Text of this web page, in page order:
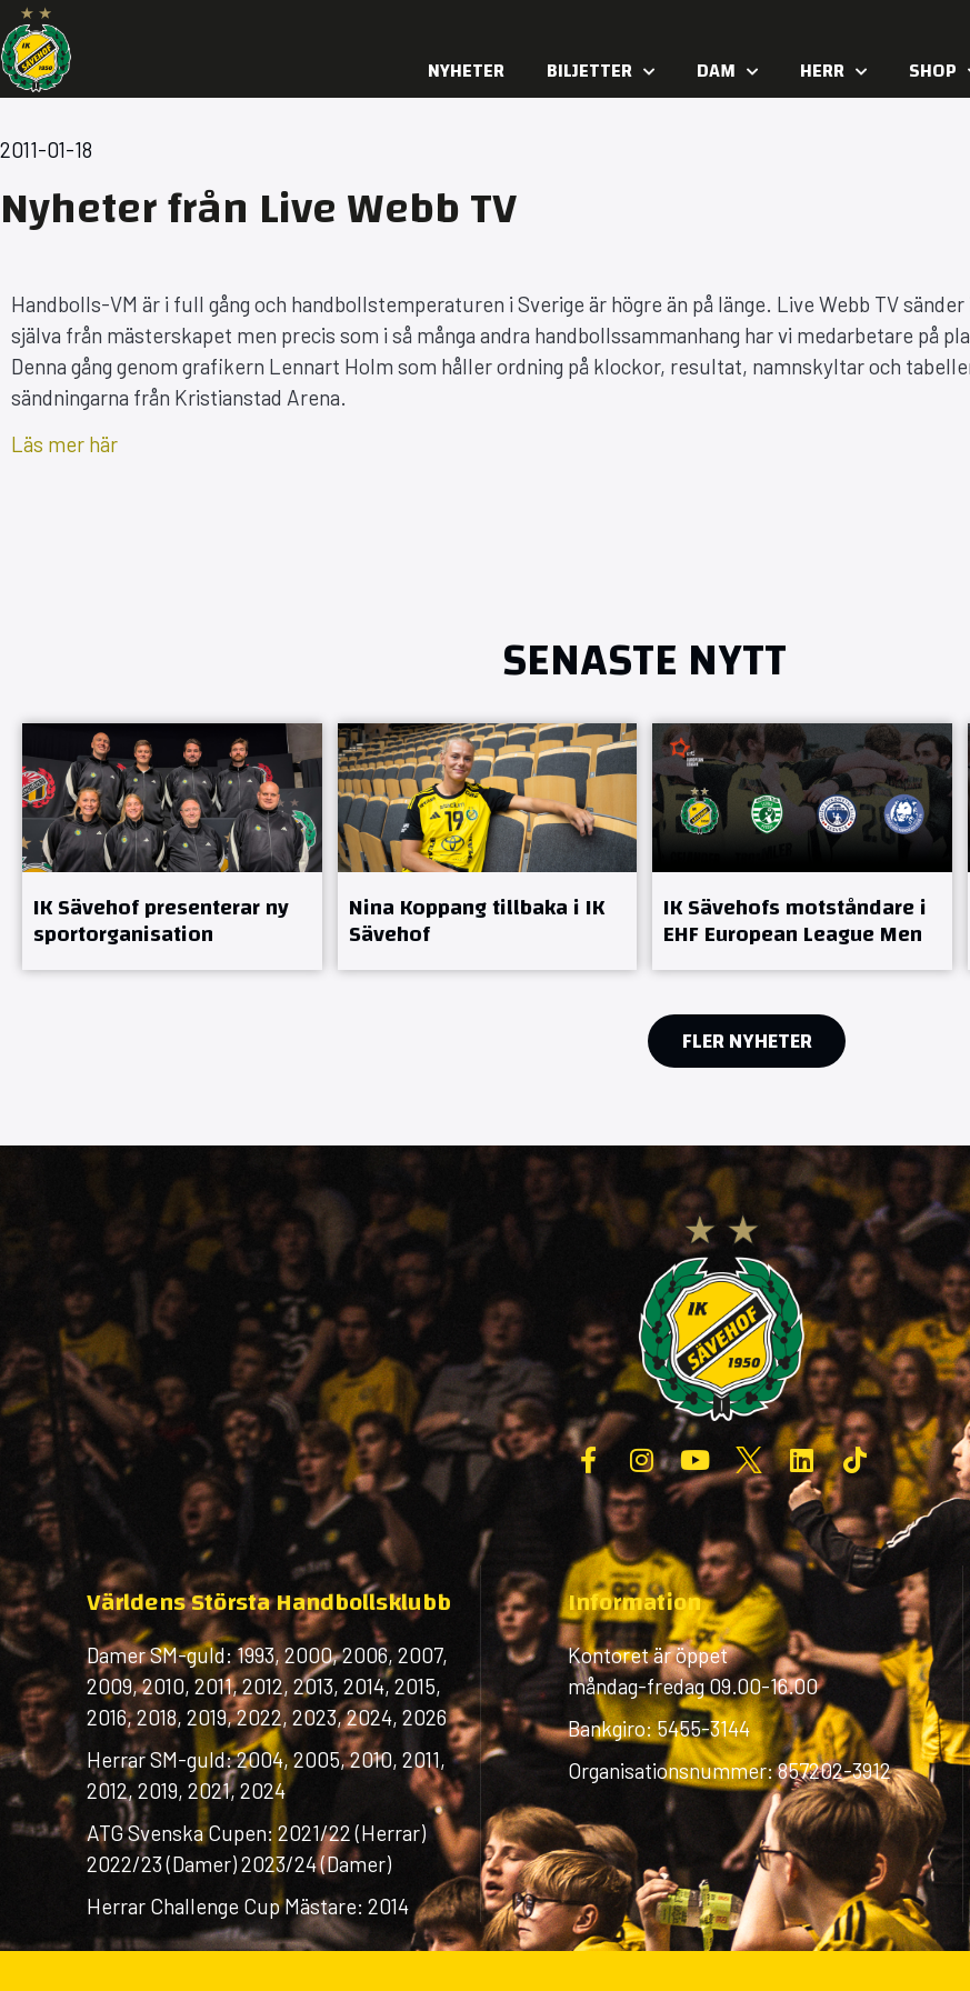
NYHETER BILJETTER DAM HERR SHOP
2011-01-18
Nyheter från Live Webb TV
Handbolls-VM är i full gång och handbollstemperaturen i Sverige är högre än på länge. Live Webb TV sänder
själva från mästerskapet men precis som i så många andra handbollssammanhang har vi medarbetare på
Denna gång genom grafikern Lennart Holm som håller ordning på klockor, resultat, namnskyltar och
sändningarna från Kristianstad Arena.
Läs mer här
SENASTE NYTT
IK Sävehof presenterar ny
sportorganisation
Nina Koppang tillbaka i IK
Sävehof
IK Sävehofs motståndare i
EHF European League Men
FLER NYHETER
Världens Största Handbollsklubb
Damer SM-guld: 1993, 2000, 2006, 2007,
2009, 2010, 2011, 2012, 2013, 2014, 2015,
2016, 2018, 2019, 2022, 2023, 2024, 2026
Herrar SM-guld: 2004, 2005, 2010, 2011,
2012, 2019, 2021, 2024
ATG Svenska Cupen: 2021/22 (Herrar)
2022/23 (Damer) 2023/24 (Damer)
Herrar Challenge Cup Mästare: 2014
Information
Kontoret är öppet
måndag-fredag 09.00-16.00
Bankgiro: 5455-3144
Organisationsnummer: 857202-3912